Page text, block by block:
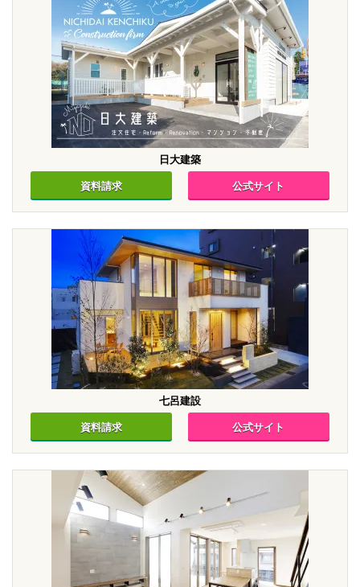
日大建築
資料請求 公式サイト
七呂建設
資料請求 公式サイト